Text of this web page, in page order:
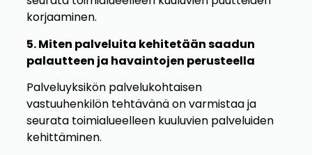
korjaaminen.
5. Miten palveluita kehitetään saadun
palautteen ja havaintojen perusteella
Palveluyksikön palvelukohtaisen
vastuuhenkilön tehtävänä on varmistaa ja
seurata toimialueelleen kuuluvien palveluiden
kehittäminen.